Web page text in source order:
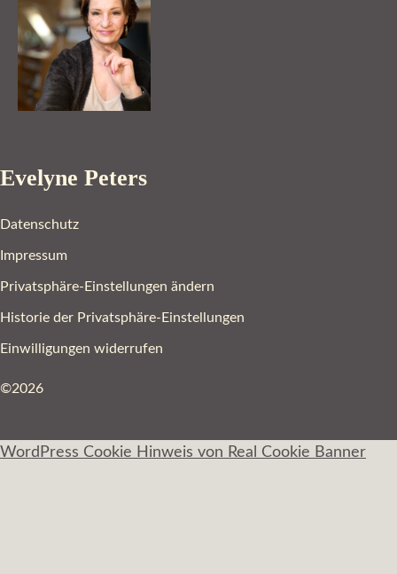
Evelyne Peters
©2026
Datenschutz
Impressum
Privatsphäre-Einstellungen ändern
Historie der Privatsphäre-Einstellungen
Einwilligungen widerrufen
WordPress Cookie Hinweis von Real Cookie Banner